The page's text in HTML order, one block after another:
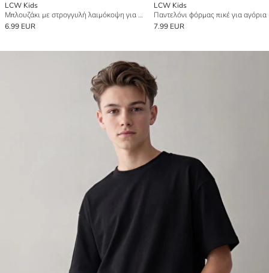
LCW Kids
Μπλουζάκι με στρογγυλή λαιμόκοψη για αγόρια 2-πακέτο
6.99 EUR
LCW Kids
Παντελόνι φόρμας πικέ για αγόρια
7.99 EUR